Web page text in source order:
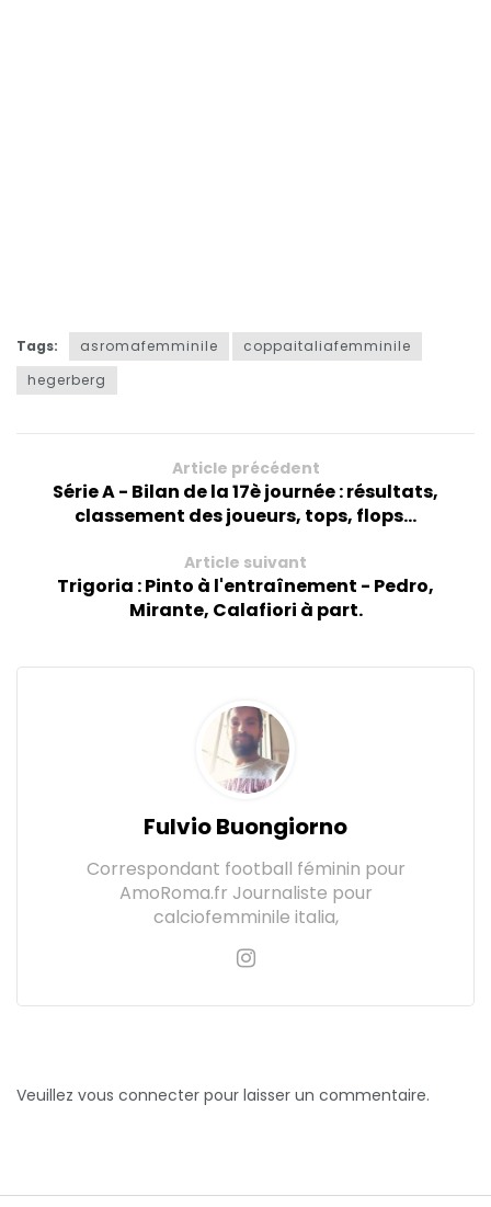
Tags: asromafemminile
coppaitaliafemminile
hegerberg
Article précédent
Série A - Bilan de la 17è journée : résultats,
classement des joueurs, tops, flops...
Article suivant
Trigoria : Pinto à l'entraînement - Pedro,
Mirante, Calafiori à part.
Fulvio Buongiorno
Correspondant football féminin pour
AmoRoma.fr Journaliste pour
calciofemminile italia,
Veuillez vous connecter pour laisser un commentaire.